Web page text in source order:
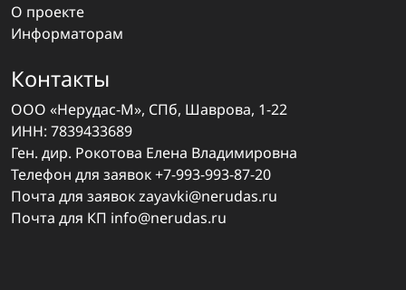
О проекте
Информаторам
Контакты
ООО «Нерудас-М», СПб, Шаврова, 1-22
ИНН: 7839433689
Ген. дир. Рокотова Елена Владимировна
Телефон для заявок+7-993-993-87-20
Почта для заявокzayavki@nerudas.ru
Почта для КП info@nerudas.ru